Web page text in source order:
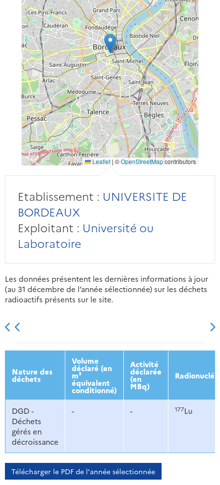
Leaflet | ©OpenStreetMapcontributors
Etablissement : UNIVERSITE DE
BORDEAUX
Exploitant : Université ou
Laboratoire
Les données présentent les dernières informations à jour
(au 31 décembre de l’année sélectionnée) sur les déchets
radioactifs présents sur le site.
2013 2014 2015 2016
Nature des
déchets
Volume
déclaré (en
m³
équivalent
conditionné)
Activité
déclarée
(en
MBq)
DGD -
Déchets
gérés en
décroissance
- - 177Lu
Télécharger le PDF de l'année sélectionnée